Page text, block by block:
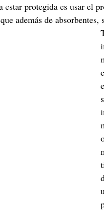
estar protegida es usar el
además de